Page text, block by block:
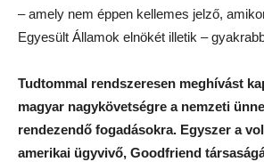
– amely nem éppen kellemes jelző,
Egyesült Államok elnökét illetik –
Tudtommal rendszeresen meghívást
magyar nagykövetségre a nemzeti
rendezendő fogadásokra. Egyszer a
amerikai ügyvivő, Goodfriend